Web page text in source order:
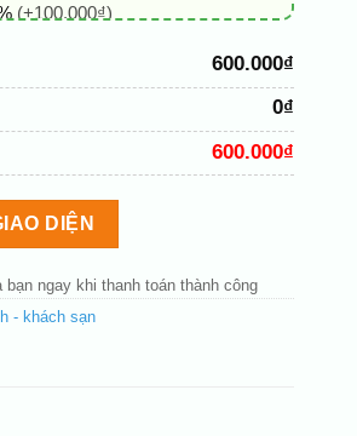
(+100.000₫)
(+200.000₫)
menu cho chuẩn
600.000₫
0₫
600.000₫
DIỆN
ngay khi thanh toán thành công
- khách sạn